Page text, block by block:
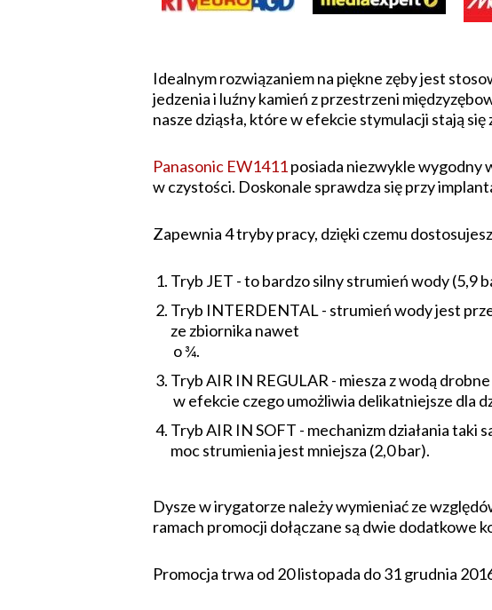
Idealnym rozwiązaniem na piękne zęby jest
jedzenia i luźny kamień z przestrzeni
nasze dziąsła, które w efekcie stymulacji stają się
Panasonic EW1411posiada niezwykle wygodny
w czystości. Doskonale sprawdza się przy
Zapewnia 4 tryby pracy, dzięki czemu
Tryb JET - to bardzo silny strumień wody (5,9
Tryb INTERDENTAL - strumień wody jest
ze zbiornika nawet
o ¾.
Tryb AIR IN REGULAR - miesza z wodą
w efekcie czego umożliwia delikatniejsze dla
Tryb AIR IN SOFT - mechanizm działania taki
moc strumienia jest mniejsza (2,0 bar).
Dysze w irygatorze należy wymieniać ze
ramach promocji dołączane są dwie dodatkowe
Promocja trwa od 20 listopada do 31 grudnia